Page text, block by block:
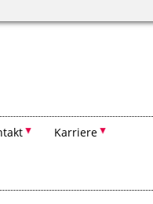
Karriere